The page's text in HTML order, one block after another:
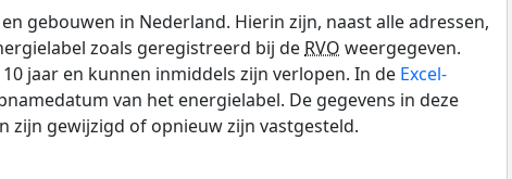
gebouwen in Nederland. Hierin zijn, naast alle adressen,
zoals geregistreerd bij de RVO weergegeven.
jaar en kunnen inmiddels zijn verlopen. In de Excel-
van het energielabel. De gegevens in deze
zijn gewijzigd of opnieuw zijn vastgesteld.